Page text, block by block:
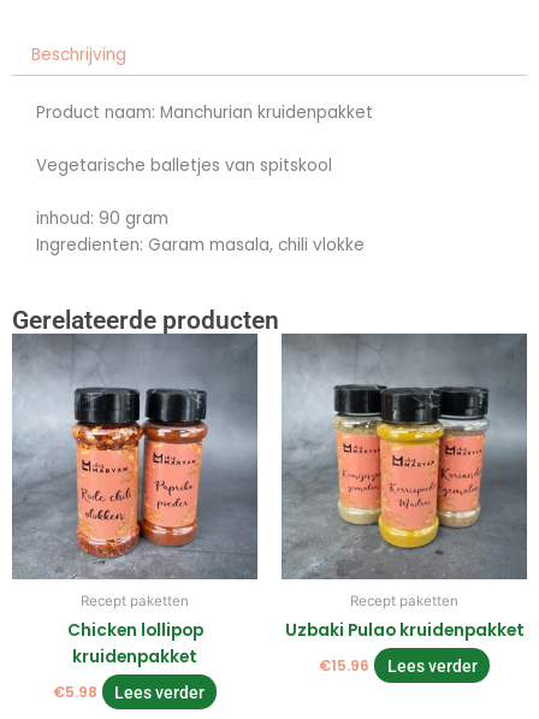
Beschrijving
Product naam: Manchurian kruidenpakket
Vegetarische balletjes van spitskool
inhoud: 90 gram
Ingredienten: Garam masala, chili vlokke
Gerelateerde producten
Recept paketten
Chicken lollipop
kruidenpakket
€5.98 Lees verder
Recept paketten
Uzbaki Pulao kruidenpakket
€15.96 Lees verder